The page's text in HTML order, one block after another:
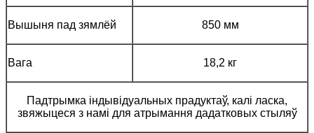
Вышыня пад зямлёй 850 мм
Вага 18,2 кг
Падтрымка індывідуальных прадуктаў, калі ласка,
звяжыцеся з намі для атрымання дадатковых стыляў